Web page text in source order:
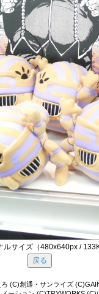
ルサイズ（480x640px /
(C)創通・サンライズ